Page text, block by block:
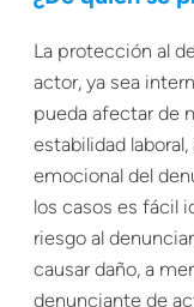
La protección al
actor, ya sea
pueda afectar de
estabilidad
emocional del
los casos es fácil
riesgo al
causar daño, a
denunciante de